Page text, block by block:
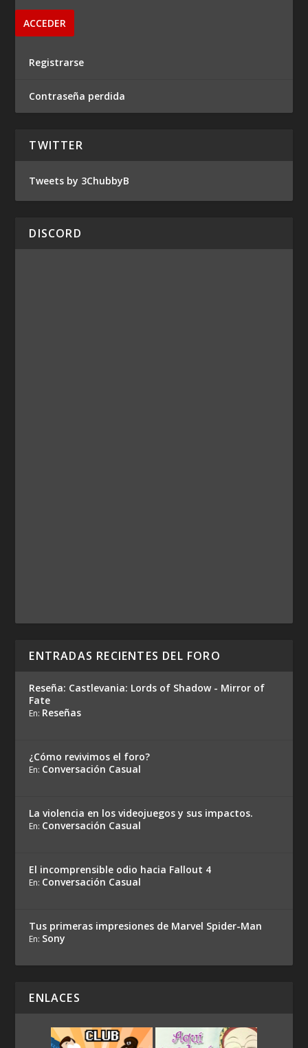
Registrarse
Contraseña perdida
TWITTER
Tweets by 3ChubbyB
DISCORD
ENTRADAS RECIENTES DEL FORO
Reseña: Castlevania: Lords of Shadow - Mirror of
Fate
En: Reseñas
¿Cómo revivimos el foro?
En: Conversación Casual
La violencia en los videojuegos y sus impactos.
En: Conversación Casual
El incomprensible odio hacia Fallout 4
En: Conversación Casual
Tus primeras impresiones de Marvel Spider-Man
En: Sony
ENLACES